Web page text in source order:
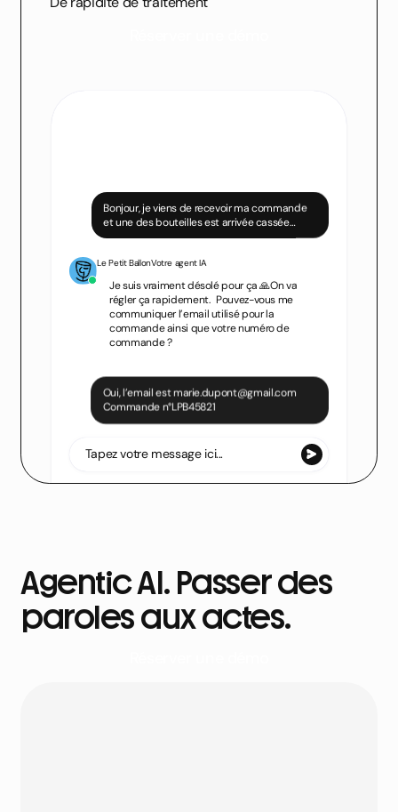
Bonjour, je viens de recevoir ma commande
et une des bouteilles est arrivée cassée…
Le Petit Ballon
Je suis vraiment désolé pour ça 🙏On va
régler ça rapidement. Pouvez-vous me
communiquer l’email utilisé pour la
commande ainsi que votre numéro de
commande ?
Oui, l’email est marie.dupont@gmail.com
Commande n°LPB45821
Tapez votre message ici...
Agentic AI. Passer des
paroles aux actes.